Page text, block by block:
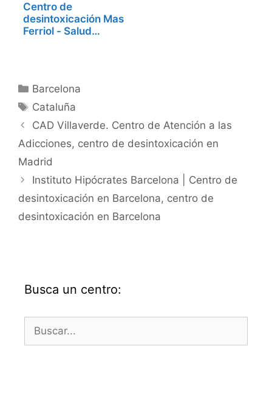
Centro de
desintoxicación Mas
Ferriol - Salud
Categorías
Barcelona
Etiquetas
Cataluña
CAD Villaverde. Centro de Atención a las
Adicciones, centro de desintoxicación en
Madrid
Instituto Hipócrates Barcelona | Centro de
desintoxicación en Barcelona, centro de
desintoxicación en Barcelona
Busca un centro:
Buscar: